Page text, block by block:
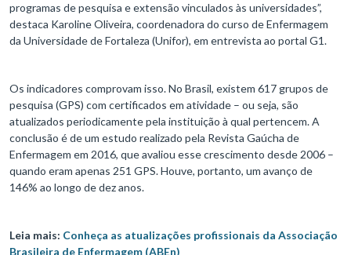
programas de pesquisa e extensão vinculados às universidades”,
destaca Karoline Oliveira, coordenadora do curso de Enfermagem
da Universidade de Fortaleza (Unifor), em entrevista ao portal G1.
Os indicadores comprovam isso. No Brasil, existem 617 grupos de
pesquisa (GPS) com certificados em atividade – ou seja, são
atualizados periodicamente pela instituição à qual pertencem. A
conclusão é de um estudo realizado pela Revista Gaúcha de
Enfermagem em 2016, que avaliou esse crescimento desde 2006 –
quando eram apenas 251 GPS. Houve, portanto, um avanço de
146% ao longo de dez anos.
Leia mais: Conheça as atualizações profissionais da Associação
Brasileira de Enfermagem (ABEn)